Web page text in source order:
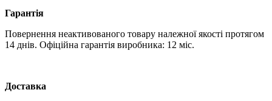
Гарантія
Повернення неактивованого товару належної якості протягом
14 днів. Офіційна гарантія виробника: 12 міс.
Доставка